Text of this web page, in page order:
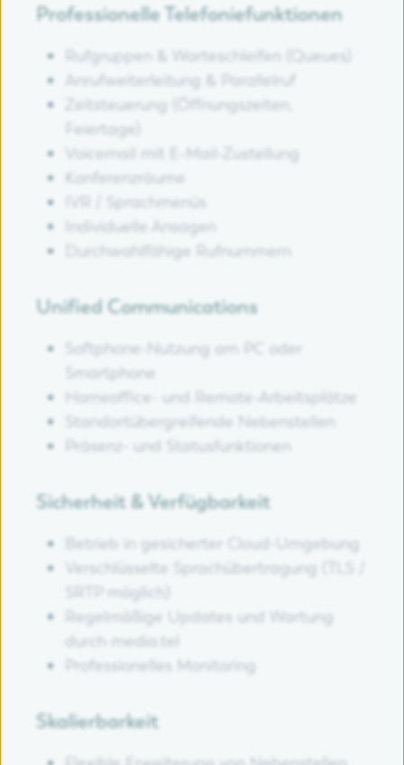
Professionelle Telefoniefunktionen
Rufgruppen & Warteschleifen (Queues)
Anrufweiterleitung & Parallelruf
Zeitsteuerung (Öffnungszeiten,
Feiertage)
Voicemail mit E-Mail-Zustellung
Konferenzräume
IVR / Sprachmenüs
Individuelle Ansagen
Durchwahlfähige Rufnummern
Unified Communications
Softphone-Nutzung am PC oder
Smartphone
Homeoffice- und Remote-Arbeitsplätze
Standortübergreifende Nebenstellen
Präsenz- und Statusfunktionen
Sicherheit & Verfügbarkeit
Betrieb in gesicherter Cloud-Umgebung
Verschlüsselte Sprachübertragung (TLS /
SRTP möglich)
Regelmäßige Updates und Wartung
durch media.tel
Professionelles Monitoring
Skalierbarkeit